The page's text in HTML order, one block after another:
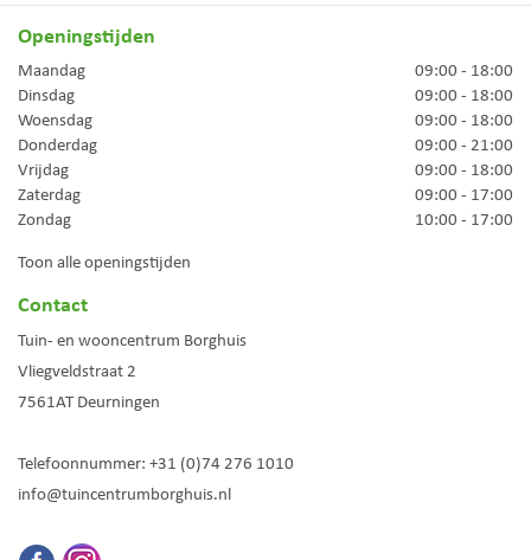
Openingstijden
Maandag
09:00 - 18:00
Dinsdag
09:00 - 18:00
Woensdag
09:00 - 18:00
Donderdag
09:00 - 21:00
Vrijdag
09:00 - 18:00
Zaterdag
09:00 - 17:00
Zondag
10:00 - 17:00
Toon alle openingstijden
Contact
Tuin- en wooncentrum Borghuis
Vliegveldstraat 2
7561AT Deurningen
Telefoonnummer: +31 (0)74 276 1010
info@tuincentrumborghuis.nl